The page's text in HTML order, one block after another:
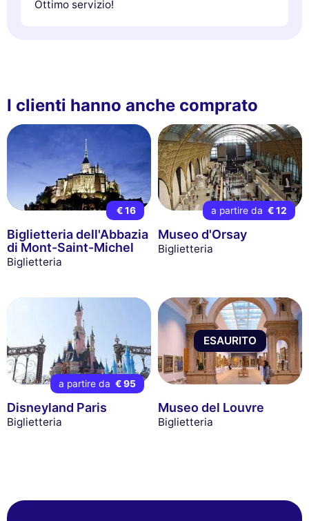
Ottimo servizio!
I clienti hanno anche comprato
€ 16
Biglietteria dell'Abbazia
di Mont-Saint-Michel
Biglietteria
a partire da € 12
Museo d'Orsay
Biglietteria
a partire da € 95
Disneyland Paris
Biglietteria
ESAURITO
Museo del Louvre
Biglietteria